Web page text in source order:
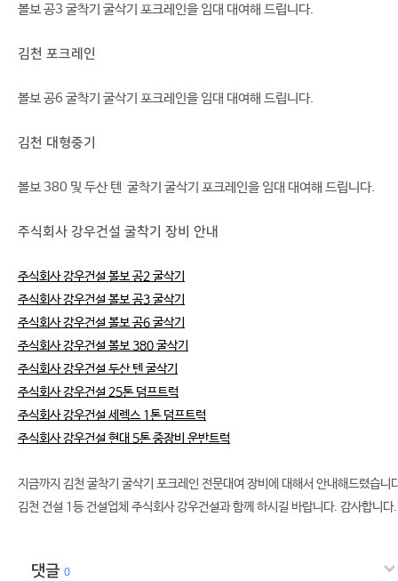
볼보 공3 굴착기 굴삭기 포크레인을 임대 대여해 드립니다.
김천 포크레인
볼보 공6 굴착기 굴삭기 포크레인을 임대 대여해 드립니다.
김천 대형중기
볼보 380 및 두산 텐 굴착기 굴삭기 포크레인을 임대 대여해 드립니다.
주식회사 강우건설 굴착기 장비 안내
주식회사 강우건설 볼보 공2 굴삭기
주식회사 강우건설 볼보 공3 굴삭기
주식회사 강우건설 볼보 공6 굴삭기
주식회사 강우건설 볼보 380 굴삭기
주식회사 강우건설 두산 텐 굴삭기
주식회사 강우건설 25톤 덤프트럭
주식회사 강우건설 세렉스 1톤 덤프트럭
주식회사 강우건설 현대 5톤 중장비 운반트럭
지금까지 김천 굴착기 굴삭기 포크레인 전문대여 장비에 대해서 안내해드렸습니
김천 건설 1등 건설업체 주식회사 강우건설과 함께 하시길 바랍니다. 감사합니다.
댓글 0